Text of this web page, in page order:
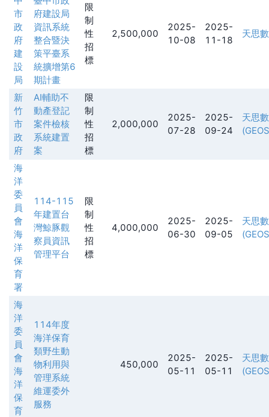
市
政
府
建
設
局
府建設局
資訊系統
整合暨決
策平臺系
統擴增第6
期計畫
限
制
性
招
標
2,500,000
2025-
10-08
2025-
11-18
天思
新
竹
市
政
府
AI輔助不
動產登記
案件檢核
系統建置
案
限
制
性
招
標
2,000,000
2025-
07-28
2025-
09-24
天思
海
洋
委
員
會
海
洋
保
育
署
114-115
年建置台
灣鯨豚觀
察員資訊
管理平台
限
制
性
招
標
4,000,000
2025-
06-30
2025-
09-05
天思
海
洋
委
員
會
海
洋
保
育
114年度
海洋保育
類野生動
物利用與
管理系統
維運委外
服務
450,000
2025-
05-11
2025-
05-11
天思